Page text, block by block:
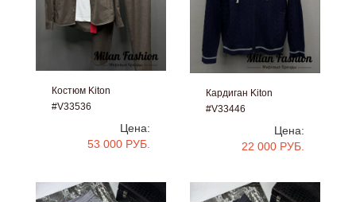
Костюм Kiton
#V33536
Цена:
53 000 РУБ.
Кардиган Kiton
#V33446
Цена:
22 000 РУБ.